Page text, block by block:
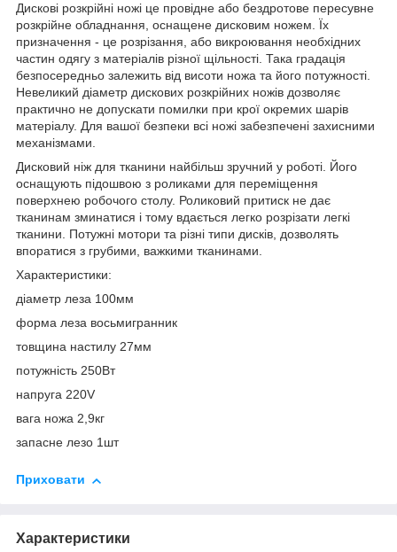
Дискові розкрійні ножі це провідне або бездротове пересувне
розкрійне обладнання, оснащене дисковим ножем. Їх
призначення - це розрізання, або викроювання необхідних
частин одягу з матеріалів різної щільності. Така градація
безпосередньо залежить від висоти ножа та його потужності.
Невеликий діаметр дискових розкрійних ножів дозволяє
практично не допускати помилки при крої окремих шарів
матеріалу. Для вашої безпеки всі ножі забезпечені захисними
механізмами.
Дисковий ніж для тканини найбільш зручний у роботі. Його
оснащують підошвою з роликами для переміщення
поверхнею робочого столу. Роликовий притиск не дає
тканинам зминатися і тому вдається легко розрізати легкі
тканини. Потужні мотори та різні типи дисків, дозволять
впоратися з грубими, важкими тканинами.
Характеристики:
діаметр леза 100мм
форма леза восьмигранник
товщина настилу 27мм
потужність 250Вт
напруга 220V
вага ножа 2,9кг
запасне лезо 1шт
Приховати
Характеристики